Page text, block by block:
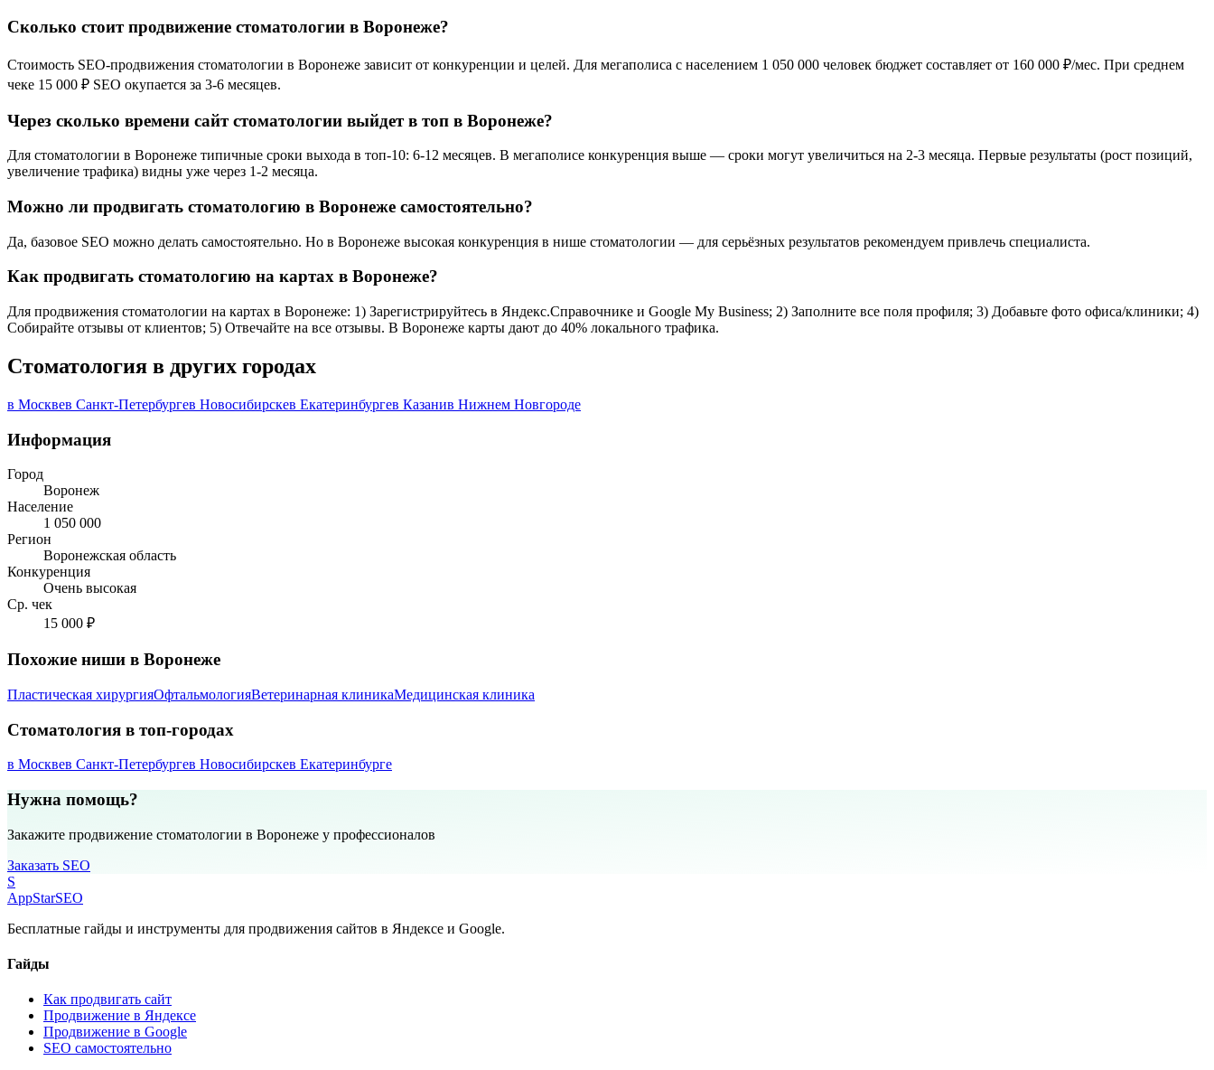
Сколько стоит продвижение стоматологии в Воронеже?
Стоимость SEO-продвижения стоматологии в Воронеже зависит от конкуренции и целей. Для мегаполиса с населением 1 050 000 человек бюджет составляет от 160 000 ₽/мес. При среднем
чеке 15 000 ₽ SEO окупается за 3-6 месяцев.
Через сколько времени сайт стоматологии выйдет в топ в Воронеже?
Для стоматологии в Воронеже типичные сроки выхода в топ-10: 6-12 месяцев. В мегаполисе конкуренция выше — сроки могут увеличиться на 2-3 месяца. Первые результаты (рост позиций,
увеличение трафика) видны уже через 1-2 месяца.
Можно ли продвигать стоматологию в Воронеже самостоятельно?
Да, базовое SEO можно делать самостоятельно. Но в Воронеже высокая конкуренция в нише стоматологии — для серьёзных результатов рекомендуем привлечь специалиста.
Как продвигать стоматологию на картах в Воронеже?
Для продвижения стоматологии на картах в Воронеже: 1) Зарегистрируйтесь в Яндекс.Справочнике и Google My Business; 2) Заполните все поля профиля; 3) Добавьте фото офиса/клиники; 4)
Собирайте отзывы от клиентов; 5) Отвечайте на все отзывы. В Воронеже карты дают до 40% локального трафика.
Стоматология в других городах
в Москвев Санкт-Петербургев Новосибирскев Екатеринбургев Казанив Нижнем Новгороде
Информация
Город
Воронеж
Население
1 050 000
Регион
Воронежская область
Конкуренция
Очень высокая
Ср. чек
15 000 ₽
Похожие ниши в Воронеже
Пластическая хирургияОфтальмологияВетеринарная клиникаМедицинская клиника
Стоматология в топ-городах
в Москвев Санкт-Петербургев Новосибирскев Екатеринбурге
Нужна помощь?
Закажите продвижение стоматологии в Воронеже у профессионалов
Заказать SEO
S
AppStarSEO
Бесплатные гайды и инструменты для продвижения сайтов в Яндексе и Google.
Гайды
Как продвигать сайт
Продвижение в Яндексе
Продвижение в Google
SEO самостоятельно